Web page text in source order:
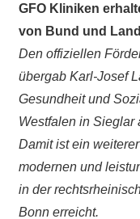
GFO Kliniken
von Bund und
Den offiziellen
übergab Karl-Josef
Gesundheit und
Westfalen in Sieglar
Damit ist ein
modernen und
in der
Bonn erreicht.